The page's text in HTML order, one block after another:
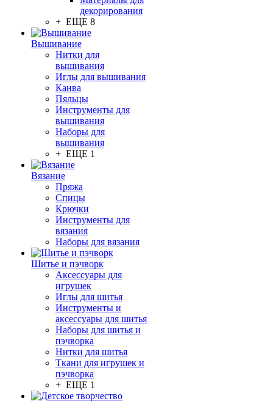
декорирования
+ ЕЩЕ 8
Вышивание
Нитки для
вышивания
Иглы для вышивания
Канва
Пяльцы
Инструменты для
вышивания
Наборы для
вышивания
+ ЕЩЕ 1
Вязание
Пряжа
Спицы
Крючки
Инструменты для
вязания
Наборы для вязания
Шитье и пэчворк
Аксессуары для
игрушек
Иглы для шитья
Инструменты и
аксессуары для шитья
Наборы для шитья и
пэчворка
Нитки для шитья
Ткани для игрушек и
пэчворка
+ ЕЩЕ 1